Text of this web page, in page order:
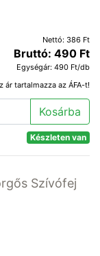
Nettó: 386 Ft
Bruttó: 490 Ft
Egységár: 490 Ft/db
ár tartalmazza az ÁFA-t!
Kosárba
Készleten van
Szívófej